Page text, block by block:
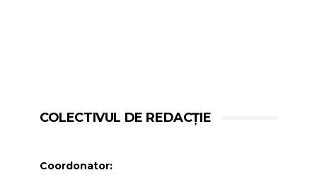
COLECTIVUL DE REDACȚIE
Coordonator: